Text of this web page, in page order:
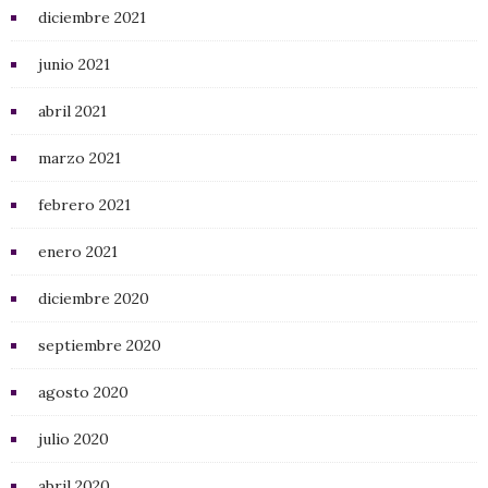
diciembre 2021
junio 2021
abril 2021
marzo 2021
febrero 2021
enero 2021
diciembre 2020
septiembre 2020
agosto 2020
julio 2020